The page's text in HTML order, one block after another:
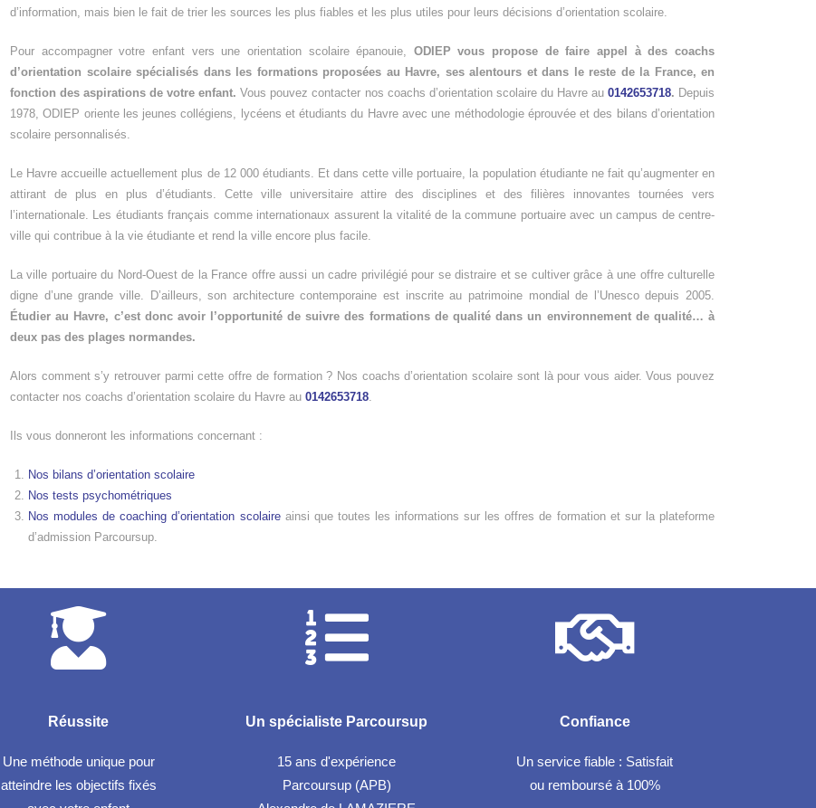
d’information, mais bien le fait de trier les sources les plus fiables et les plus utiles pour leurs décisions d’orientation scolaire.
Pour accompagner votre enfant vers une orientation scolaire épanouie, ODIEP vous propose de faire appel à des coachs
d’orientation scolaire spécialisés dans les formations proposées au Havre, ses alentours et dans le reste de la France, en
fonction des aspirations de votre enfant. Vous pouvez contacter nos coachs d’orientation scolaire du Havre au 0142653718. Depuis
1978, ODIEP oriente les jeunes collégiens, lycéens et étudiants du Havre avec une méthodologie éprouvée et des bilans d’orientation
scolaire personnalisés.
Le Havre accueille actuellement plus de 12 000 étudiants. Et dans cette ville portuaire, la population étudiante ne fait qu’augmenter en
attirant de plus en plus d’étudiants. Cette ville universitaire attire des disciplines et des filières innovantes tournées vers
l’internationale. Les étudiants français comme internationaux assurent la vitalité de la commune portuaire avec un campus de centre-
ville qui contribue à la vie étudiante et rend la ville encore plus facile.
La ville portuaire du Nord-Ouest de la France offre aussi un cadre privilégié pour se distraire et se cultiver grâce à une offre culturelle
digne d’une grande ville. D’ailleurs, son architecture contemporaine est inscrite au patrimoine mondial de l’Unesco depuis 2005.
Étudier au Havre, c’est donc avoir l’opportunité de suivre des formations de qualité dans un environnement de qualité… à
deux pas des plages normandes.
Alors comment s’y retrouver parmi cette offre de formation ? Nos coachs d’orientation scolaire sont là pour vous aider. Vous pouvez
contacter nos coachs d’orientation scolaire du Havre au 0142653718
Ils vous donneront les informations concernant :
Nos bilans d’orientation scolaire
Nos tests psychométriques
Nos modules de coaching d’orientation scolaireainsi que toutes les informations sur les offres de formation et sur la plateforme
d’admission Parcoursup.
Réussite
Une méthode unique pour
atteindre les objectifs fixés
Un spécialiste Parcoursup
15 ans d'expérience
Parcoursup (APB)
Confiance
Un service fiable : Satisfait
ou remboursé à 100%